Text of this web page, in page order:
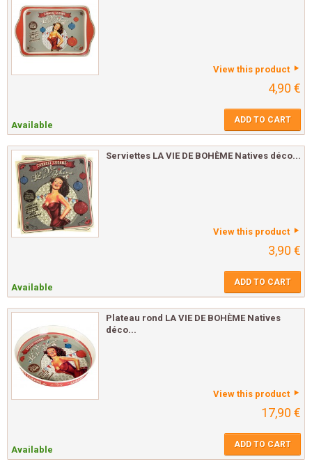
View this product
4,90 €
Available ADD TO CART
Serviettes LA VIE DE BOHÈME Natives déco...
View this product
3,90 €
Available ADD TO CART
Plateau rond LA VIE DE BOHÈME Natives
déco...
View this product
17,90 €
Available ADD TO CART